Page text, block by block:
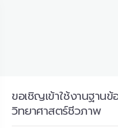
ขอเชิญเข้าใช้งานฐาน
วิทยาศาสตร์ชีวภาพ